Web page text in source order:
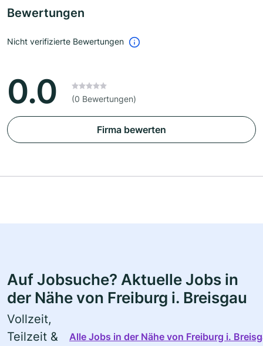
Bewertungen
Nicht verifizierte Bewertungen
0.0 (0 Bewertungen)
Firma bewerten
Auf Jobsuche? Aktuelle Jobs in
der Nähe von Freiburg i. Breisgau
Vollzeit,
Teilzeit &
Alle Jobs in der Nähe von Freiburg i.